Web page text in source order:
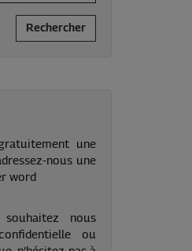
Rechercher
une
nous une
word
nous
ou